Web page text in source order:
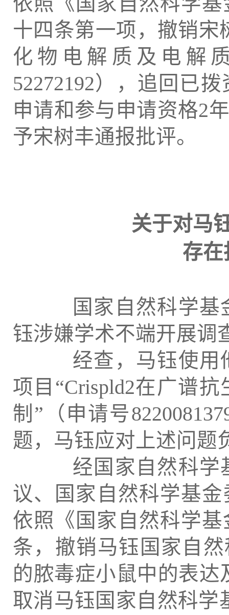
十四条第一项，撤销宋
化物电解质及电解
52272192），追回已
申请和参与申请资格2
予宋树丰通报批评。
关于对马
存在
国家自然科学基金
钰涉嫌学术不端开展调
经查，马钰使用他
项目“Crispld2在广谱
制”（申请号
题，马钰应对上述问题
经国家自然科学基
议、国家自然科学基
依照《国家自然科学
条，撤销马钰国家自
的脓毒症小鼠中的表达
取消马钰国家自然科学